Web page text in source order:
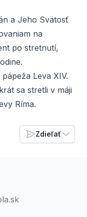
a Jeho Svätosť
na
po stretnutí,
Leva XIV.
sa stretli v máji
Ríma.
Zdieľať